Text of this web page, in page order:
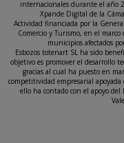
internacionales durante el año
Xpande Digital de la
Actividad financiada por la
Comercio y Turismo, en el
municipios afectados
Esbozos totenart SL ha sido
objetivo es promover el desarrollo
gracias al cual ha puesto en
competitividad empresarial
ello ha contado con el apoyo del